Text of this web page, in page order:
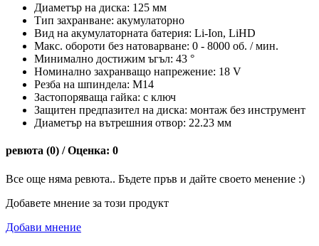
Диаметър на диска: 125 мм
Тип захранване: акумулаторно
Вид на акумулаторната батерия: Li-Ion, LiHD
Макс. обороти без натоварване: 0 - 8000 об. / мин.
Минимално достижим ъгъл: 43 °
Номинално захранващо напрежение: 18 V
Резба на шпиндела: M14
Застопоряваща гайка: с ключ
Защитен предпазител на диска: монтаж без инструмент
Диаметър на вътрешния отвор: 22.23 мм
ревюта (0) / Оценка: 0
Все още няма ревюта.. Бъдете пръв и дайте своето менение :)
Добавете мнение за този продукт
Добави мнение